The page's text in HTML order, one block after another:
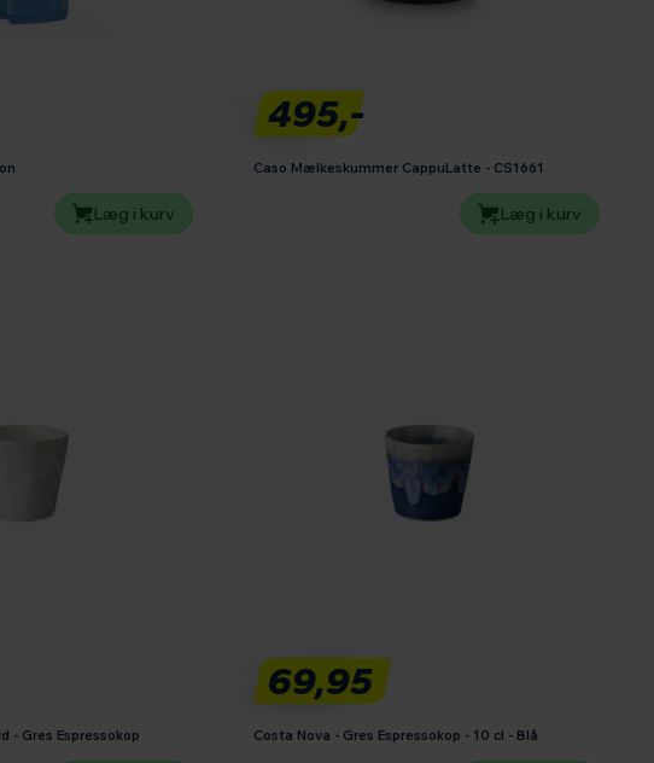
Læg i kurv
495,-
Caso Mælkeskummer CappuLatte - CS1661
Læg i kurv
- Gres Espressokop
69,95
Costa Nova - Gres Espressokop - 10 cl - Blå